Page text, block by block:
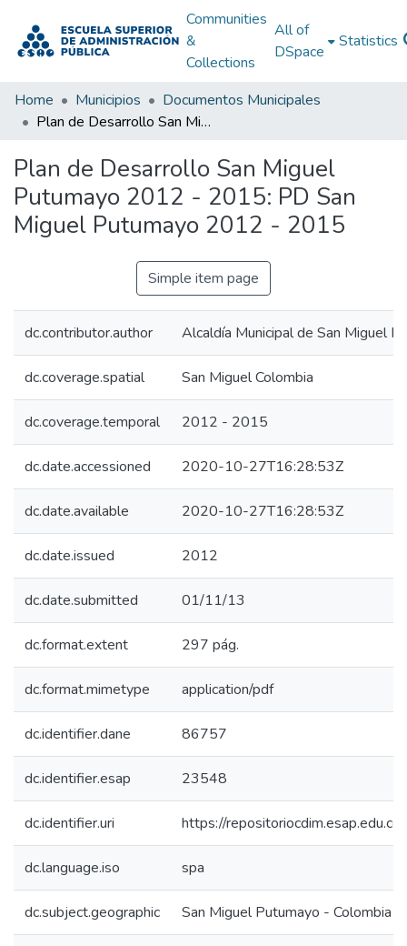
Communities
&
Collections
All of
DSpace
Statistics
Home Municipios
Documentos Municipales
Plan de Desarrollo San Miguel Putumayo 2012 - 2015: PD San Miguel Putumayo 2012 - 2015
Plan de Desarrollo San Miguel
Putumayo 2012 - 2015: PD San
Miguel Putumayo 2012 - 2015
Simple item page
dc.contributor.author Alcaldía Municipal de San Miguel
dc.coverage.spatial San Miguel Colombia
dc.coverage.temporal 2012 - 2015
dc.date.accessioned 2020-10-27T16:28:53Z
dc.date.available 2020-10-27T16:28:53Z
dc.date.issued 2012
dc.date.submitted 01/11/13
dc.format.extent 297 pág.
dc.format.mimetype application/pdf
dc.identifier.dane 86757
dc.identifier.esap 23548
dc.identifier.uri https://
dc.language.iso spa
dc.subject.geographic San Miguel Putumayo - Colombia